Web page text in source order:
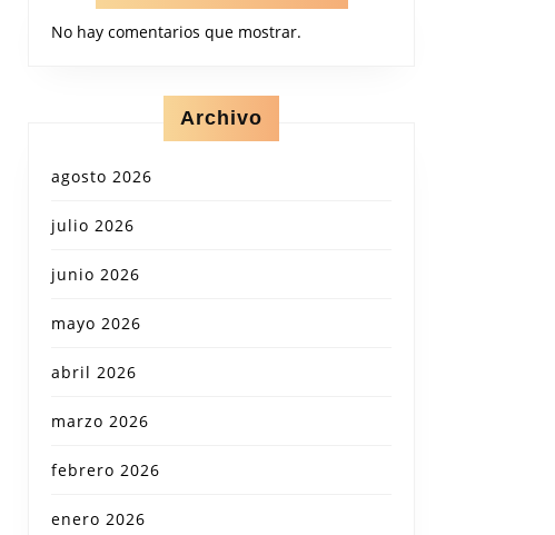
No hay comentarios que mostrar.
Archivo
agosto 2026
julio 2026
junio 2026
mayo 2026
abril 2026
marzo 2026
febrero 2026
enero 2026